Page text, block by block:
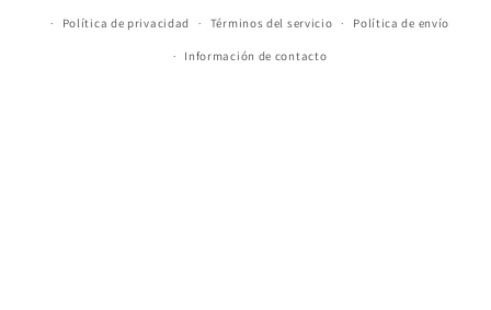
Política de privacidad Términos del servicio Política de envío
Información de contacto